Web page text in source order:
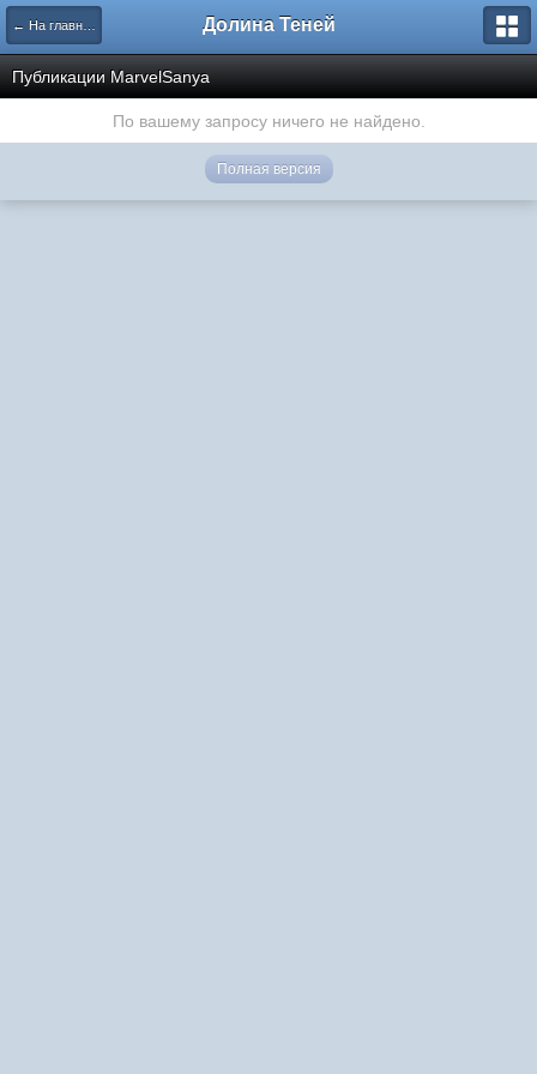
← На главную Долина Теней
Публикации MarvelSanya
По вашему запросу ничего не найдено.
Полная версия